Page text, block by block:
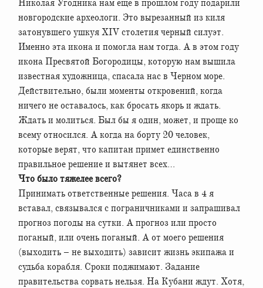
Николая Угодника нам еще в прошлом году подарили
новгородские археологи. Это вырезанный из киля
затонувшего ушкуя XIV столетия черный силуэт.
Именно эта икона и помогла нам тогда. А в этом году
икона Пресвятой Богородицы, которую нам вышила
известная художница, спасала нас в Черном море.
Действительно, были моменты откровений, когда
ничего не оставалось, как бросать якорь и ждать.
Ждать и молиться. Был бы я один, может, и проще ко
всему относился. А когда на борту 20 человек,
которые верят, что капитан примет единственно
правильное решение и вытянет всех…
Что было тяжелее всего?
Принимать ответственные решения. Часа в 4 я
вставал, связывался с пограничниками и запрашивал
прогноз погоды на сутки. А прогноз или просто
поганый, или очень поганый. А от моего решения
(выходить – не выходить) зависит жизнь экипажа и
судьба корабля. Сроки поджимают. Задание
правительства сорвать нельзя. На Кубани ждут. Хотя,